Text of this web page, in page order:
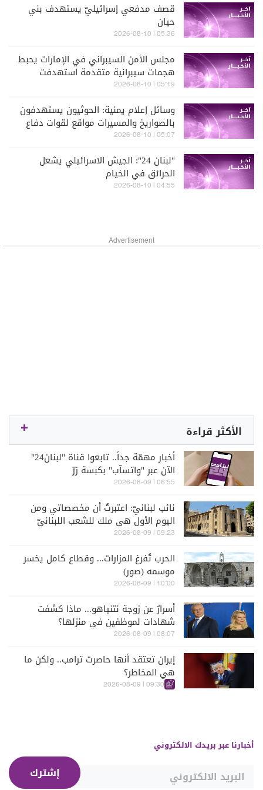
قصف مدفعي إسرائيليّ يستهدف بني
حيان
05:36 | 2026-08-10
مجلس الأمن السيبراني في الإمارات يحبط
هجمات سيبرانية متقدمة استهدفت
قطاعات الطيران والطاقة والتعليم
05:19 | 2026-08-10
وسائل إعلام يمنية: الحوثيون يستهدفون
بالصواريخ والمسيرات مواقع لقوات دفاع
شبوة في بيحان
05:07 | 2026-08-10
"لبنان 24": الجيش الاسرائيلي يشعل
الحرائق في الخيام
04:55 | 2026-08-10
Advertisement
الأكثر قراءة
أخبار مهمّة جداً.. تابعوا قناة "لبنان24"
الآن عبر "واتسآب" بكبسة زرّ
06:55 | 2026-08-09
نائب لبنانيّ: اعتبرتُ أن مخصصاتي ومن
اليوم الأول هي ملك للشعب اللبنانيّ
09:23 | 2026-08-09
الحرب تُفرغ المزارات... وقطاع كامل يخسر
موسمه (صور)
10:00 | 2026-08-09
أسرارٌ عن زوجة نتنياهو... ماذا كشفت
شهادات لموظفين في منزلها؟
08:07 | 2026-08-09
إيران تعتقد أنها حاصرت ترامب.. ولكن ما
هي المخاطر؟
09:30 | 2026-08-09
أخبارنا عبر بريدك الالكتروني
إشترك